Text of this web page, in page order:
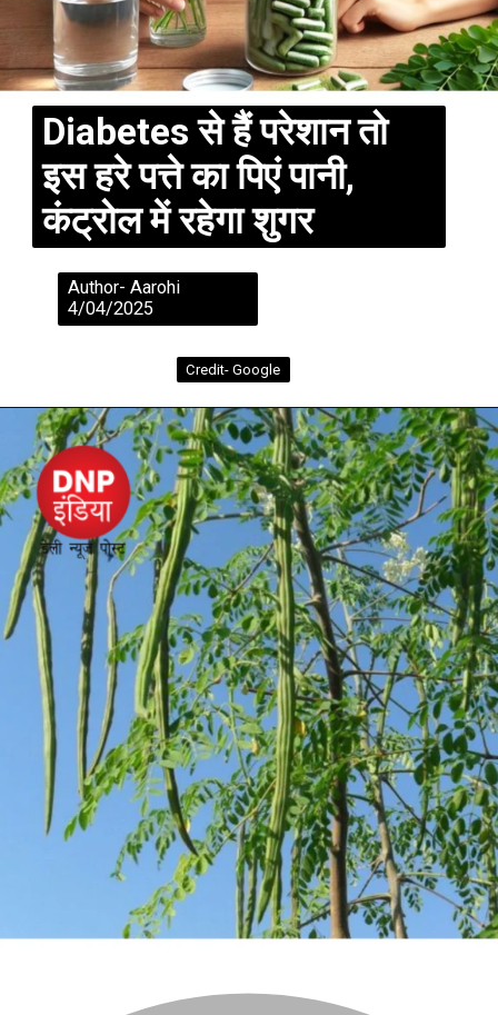
Author- Aarohi
4/04/2025
Credit- Google
Credit- Google
Diabetes से हैं परेशान तो
इस हरे पत्ते का पिएं पानी,
कंट्रोल में रहेगा शुगर